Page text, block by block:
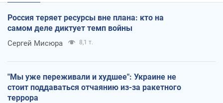
Россия теряет ресурсы вне плана: кто на
самом деле диктует темп войны
Сергей Мисюра 8,1 т.
"Мы уже переживали и худшее": Украине не
стоит поддаваться отчаянию из-за ракетного
террора